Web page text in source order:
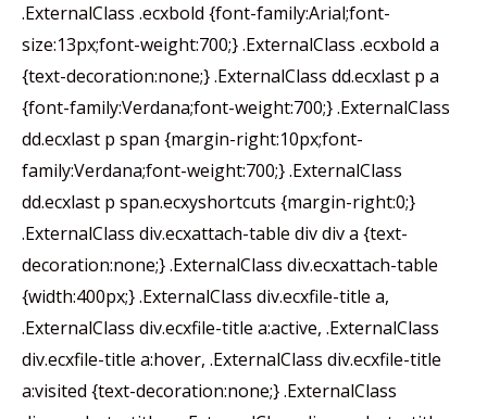
.ExternalClass .ecxbold {font-family:Arial;font-
size:13px;font-weight:700;} .ExternalClass .ecxbold a
{text-decoration:none;} .ExternalClass dd.ecxlast p a
{font-family:Verdana;font-weight:700;} .ExternalClass
dd.ecxlast p span {margin-right:10px;font-
family:Verdana;font-weight:700;} .ExternalClass
dd.ecxlast p span.ecxyshortcuts {margin-right:0;}
.ExternalClass div.ecxattach-table div div a {text-
decoration:none;} .ExternalClass div.ecxattach-table
{width:400px;} .ExternalClass div.ecxfile-title a,
.ExternalClass div.ecxfile-title a:active, .ExternalClass
div.ecxfile-title a:hover, .ExternalClass div.ecxfile-title
a:visited {text-decoration:none;} .ExternalClass